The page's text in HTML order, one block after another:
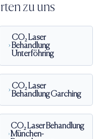
zu uns
CO₂ Laser
Behandlung
Unterföhring
CO₂ Laser
BehandlungGarching
CO₂ Laser Behandlung
München-